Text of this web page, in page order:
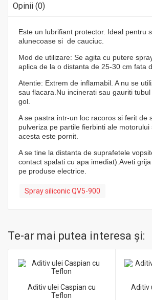
Opinii (0)
Este un lubrifiant protector. Ideal pentru
alunecoase si de cauciuc.
Mod de utilizare: Se agita cu putere
aplica de la o distanta de 25-30 cm fata
Atentie: Extrem de inflamabil. A nu se
sau flacara.Nu incinerati sau gauriti
gol.
A se pastra intr-un loc racoros si ferit de
pulveriza pe partile fierbinti ale motorului
acesta este pornit.
A se tine la distanta de suprafetele
contact spalati cu apa imediat).Aveti
pe produse electrice.
Spray siliconic QV5-900
Te-ar mai putea interesa şi:
Aditiv ulei Caspian cu
Teflon
Aditiv